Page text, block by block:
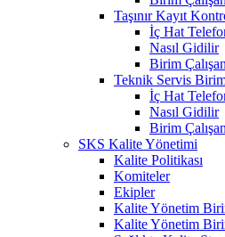
Taşınır Kayıt
İç Hat
Nasıl Gidilir
Birim
Teknik Servis
İç Hat
Nasıl Gidilir
Birim
SKS Kalite Yönetimi
Kalite Politikası
Komiteler
Ekipler
Kalite Yönetim
Kalite Yönetim